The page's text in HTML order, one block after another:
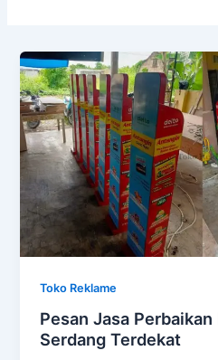
Toko Reklame
Pesan Jasa
Serdang Terdekat